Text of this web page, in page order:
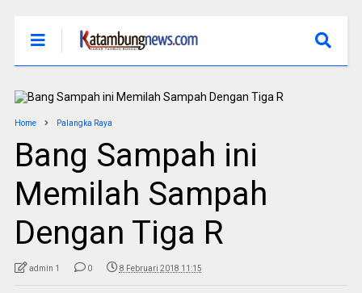
Home Palangka Raya
Bang Sampah ini
Memilah Sampah
Dengan Tiga R
admin 1 0 8 Februari 2018 11:15